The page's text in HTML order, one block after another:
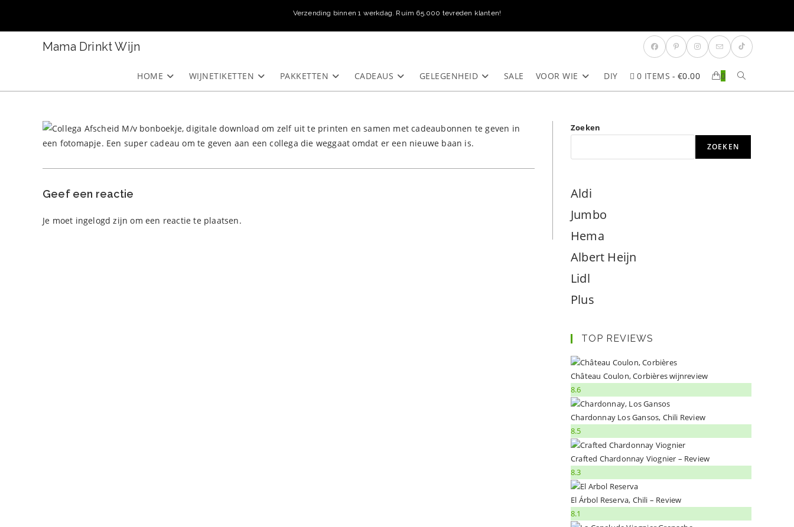
Verzending binnen 1 werkdag. Ruim 65.000 tevreden klanten!
Mama Drinkt Wijn
HOME WIJNETIKETTEN PAKKETTEN CADEAUS GELEGENHEID SALE VOOR WIE DIY 0 ITEMS €0.00 0 TOGGLE
ZOEKEN
Geef een reactie
Je moet ingelogd zijn om een reactie te plaatsen.
Zoeken
ZOEKEN
Aldi
Jumbo
Hema
Albert Heijn
Lidl
Plus
TOP REVIEWS
Château Coulon, Corbières wijnreview
8.6
Chardonnay Los Gansos, Chili Review
8.5
Crafted Chardonnay Viognier – Review
8.3
El Árbol Reserva, Chili – Review
8.1